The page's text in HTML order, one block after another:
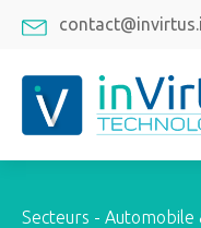
Secteurs - Automobile